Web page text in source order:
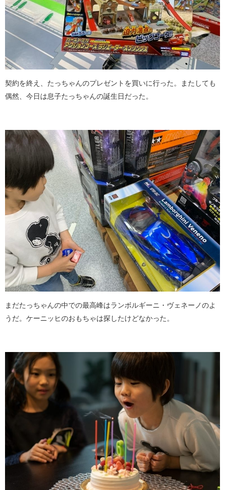
契約を終え、たっちゃんのプレゼントを買いに行った。またしても
偶然、今日は息子たっちゃんの誕生日だった。
まだたっちゃんの中での最高峰はランボルギーニ・ヴェネーノのよ
うだ。ケーニッヒのおもちゃは探したけどなかった。